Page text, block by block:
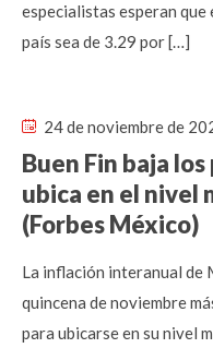
especialistas esperan
país sea de 3.29 por […]
24 de noviembre de
Buen Fin baja
ubica en el nivel
(Forbes México)
La inflación interanual de
quincena de noviembre
para ubicarse en su nivel